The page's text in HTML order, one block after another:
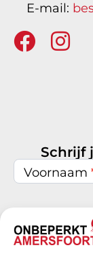
E-mail:
Schrijf
Nieuwsbrief
inschrijven
Voornaam